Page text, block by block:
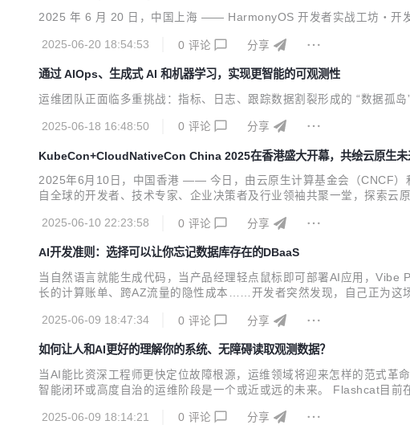
2025 年 6 月 20 日，中国上海 —— HarmonyOS 开发者实战工坊・开
2025-06-20 18:54:53 0 评论 分享
通过 AIOps、生成式 AI 和机器学习，实现更智能的可观测性
运维团队正面临多重挑战：指标、日志、跟踪数据割裂形成的 “数据孤
2025-06-18 16:48:50 0 评论 分享
KubeCon+CloudNativeCon China 2025在香港盛大开幕，共绘云原生未
2025年6月10日，中国香港 —— 今日，由云原生计算基金会（CNCF
自全球的开发者、技术专家、企业决策者及行业领袖共聚一堂，探索
2025-06-10 22:23:58
0 评论 分享
AI开发准则：选择可以让你忘记数据库存在的DBaaS
当自然语言就能生成代码，当产品经理轻点鼠标即可部署AI应用，
长的计算账单、跨AZ流量的隐性成本……开发者突然发现，自己正为这
维经济学出发，将评估...
2025-06-09 18:47:34 0 评论 分享
如何让人和AI更好的理解你的系统、无障碍读取观测数据？
当AI能比资深工程师更快定位故障根源，运维领域将迎来怎样的范式革
智能闭环或高度自治的运维阶段是一个或近或远的未来。 Flashcat目
能化愿景：Flashcat的方法、实践和效果》主...
2025-06-09 18:14:21 0 评论 分享